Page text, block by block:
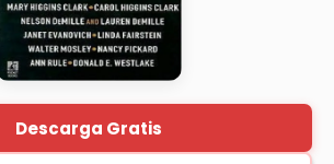
Descarga Gratis